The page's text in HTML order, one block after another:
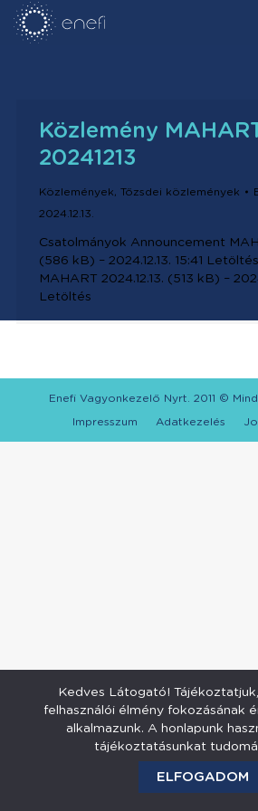
Közlemény
20241213
Közlemények, Tőzsdei közlemények
2024.12.13.
Csatolmányok Announcement
(586 kB) – 2024.12.13. 15:41
MAHART 2024.12.13. (513 kB) –
Letöltés
Enefi Vagyonkezelő Nyrt. 2011 ©
Impresszum Adatkezelés
Kedves Látogató!
felhasználói élmény fokozásának
alkalmazunk. A honlapunk
tájékoztatásunkat
ELFOGADOM